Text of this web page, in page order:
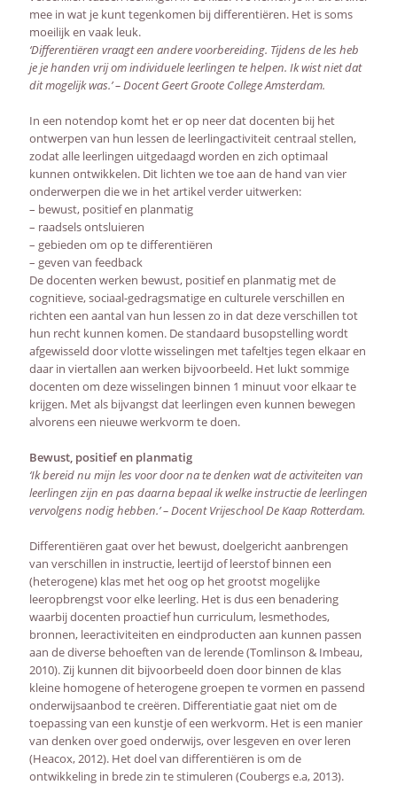
mee in wat je kunt tegenkomen bij differentiëren. Het is soms
moeilijk en vaak leuk.
‘Differentiëren vraagt een andere voorbereiding. Tijdens de les heb
je je handen vrij om individuele leerlingen te helpen. Ik wist niet dat
dit mogelijk was.’ – Docent Geert Groote College Amsterdam.
In een notendop komt het er op neer dat docenten bij het
ontwerpen van hun lessen de leerlingactiviteit centraal stellen,
zodat alle leerlingen uitgedaagd worden en zich optimaal
kunnen ontwikkelen. Dit lichten we toe aan de hand van vier
onderwerpen die we in het artikel verder uitwerken:
– bewust, positief en planmatig
– raadsels ontsluieren
– gebieden om op te differentiëren
– geven van feedback
De docenten werken bewust, positief en planmatig met de
cognitieve, sociaal-gedragsmatige en culturele verschillen en
richten een aantal van hun lessen zo in dat deze verschillen tot
hun recht kunnen komen. De standaard busopstelling wordt
afgewisseld door vlotte wisselingen met tafeltjes tegen elkaar en
daar in viertallen aan werken bijvoorbeeld. Het lukt sommige
docenten om deze wisselingen binnen 1 minuut voor elkaar te
krijgen. Met als bijvangst dat leerlingen even kunnen bewegen
alvorens een nieuwe werkvorm te doen.
Bewust, positief en planmatig
‘Ik bereid nu mijn les voor door na te denken wat de activiteiten van
leerlingen zijn en pas daarna bepaal ik welke instructie de leerlingen
vervolgens nodig hebben.’ – Docent Vrijeschool De Kaap Rotterdam.
Differentiëren gaat over het bewust, doelgericht aanbrengen
van verschillen in instructie, leertijd of leerstof binnen een
(heterogene) klas met het oog op het grootst mogelijke
leeropbrengst voor elke leerling. Het is dus een benadering
waarbij docenten proactief hun curriculum, lesmethodes,
bronnen, leeractiviteiten en eindproducten aan kunnen passen
aan de diverse behoeften van de lerende (Tomlinson & Imbeau,
2010). Zij kunnen dit bijvoorbeeld doen door binnen de klas
kleine homogene of heterogene groepen te vormen en passend
onderwijsaanbod te creëren. Differentiatie gaat niet om de
toepassing van een kunstje of een werkvorm. Het is een manier
van denken over goed onderwijs, over lesgeven en over leren
(Heacox, 2012). Het doel van differentiëren is om de
ontwikkeling in brede zin te stimuleren (Coubergs e.a, 2013).